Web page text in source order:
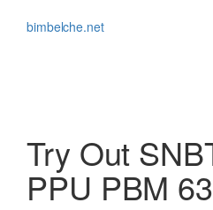
bimbelche.net
Try Out
PPU PBM 63